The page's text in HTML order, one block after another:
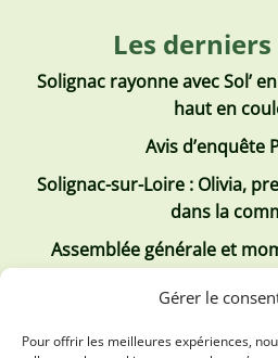
Gérer le
Pour offrir les meilleures expériences,
Les
Solignac rayonne avec Sol’
haut en
Avis d’enquête
Solignac-sur-Loire : Olivia,
dans la
Assemblée générale et
Club Tous